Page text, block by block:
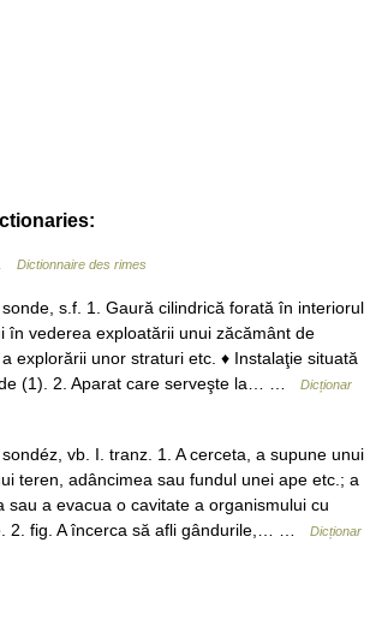
Dictionnaire des rimes
s.f. 1. Gaură cilindrică forată în interiorul
în vederea exploatării unui zăcământ de
explorării unor straturi etc. ♦ Instalaţie situată
(1). 2. Aparat care serveşte la… …
Dicționar
vb. I. tranz. 1. A cerceta, a supune unui
teren, adâncimea sau fundul unei ape etc.; a
sau a evacua o cavitate a organismului cu
2. fig. A încerca să afli gândurile,… …
Dicționar